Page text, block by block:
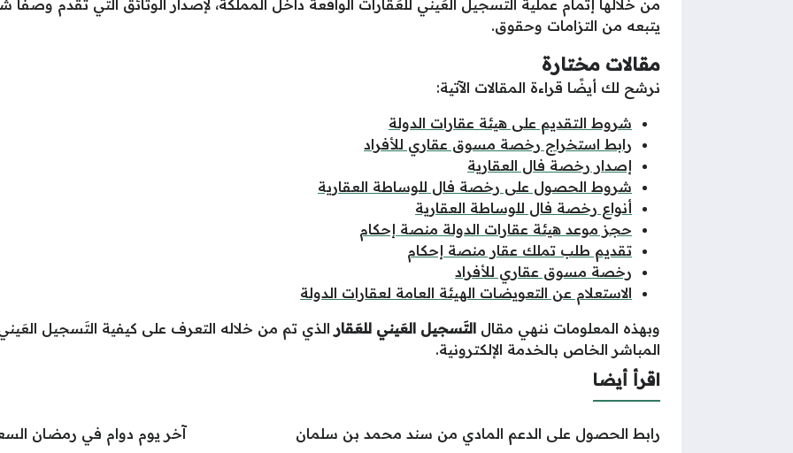
من خلالها إتمام عملية التسجيل العَيني للعَقارات الواقعة داخل المملكة، لإصدار الوثائق التي تقدم وصفاً
يتبعه من التزامات وحقوق.
مقالات مختارة
نرشح لك أيضًا قراءة المقالات الآتية:
شروط التقديم على هيئة عقارات الدولة
رابط استخراج رخصة مسوق عقاري للأفراد
إصدار رخصة فال العقارية
شروط الحصول على رخصة فال للوساطة العقارية
أنواع رخصة فال للوساطة العقارية
حجز موعد هيئة عقارات الدولة منصة إحكام
تقديم طلب تملك عقار منصة إحكام
رخصة مسوق عقاري للأفراد
الاستعلام عن التعويضات الهيئة العامة لعقارات الدولة
وبهذه المعلومات ننهي مقال التَسجيل العَيني للعَقار الذي تم من خلاله التعرف على كيفية التَسجيل
المباشر الخاص بالخدمة الإلكترونية.
اقرأ أيضا
رابط الحصول على الدعم المادي من سند محمد بن سلمان آخر يوم دوام في رمضان السعودية